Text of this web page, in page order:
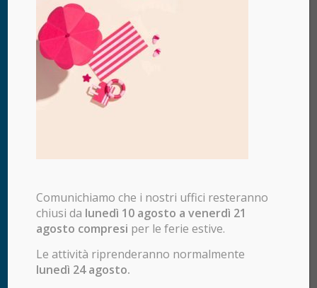
DRACMA SERVICE S.R.L.
Via A. Papa, 1/a
25128 Brescia
Comunichiamo che i nostri uffici resteranno
chiusi da lunedì 10 agosto a venerdì 21
agosto compresi per le ferie estive.
Le attività riprenderanno normalmente
lunedì 24 agosto.